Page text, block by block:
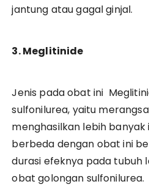
jantung atau gagal ginjal.
3. Meglitinide
Jenis pada obat ini
sulfonilurea, yaitu
menghasilkan lebih banyak
berbeda dengan obat ini
durasi efeknya pada tubuh
obat golongan sulfonilurea.